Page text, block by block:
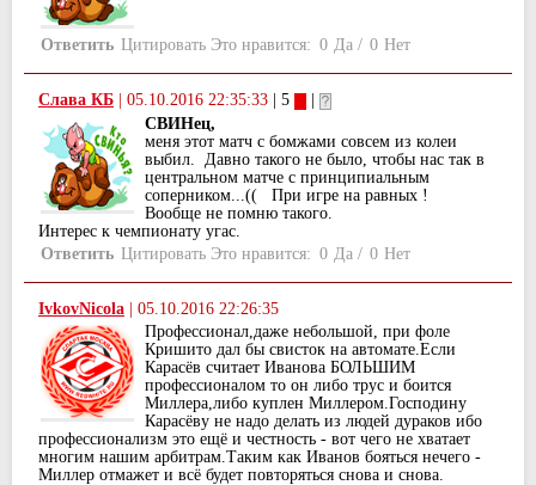
Ответить Цитировать Это нравится: 0 Да / 0 Нет
Слава КБ 05.10.2016 22:35:33 | 5
СВИНец,
меня этот матч с бомжами совсем из колеи
выбил. Давно такого не было, чтобы нас так в
центральном матче с принципиальным
соперником...(( При игре на равных !
Вообще не помню такого.
Интерес к чемпионату угас.
Ответить Цитировать Это нравится: 0 Да / 0 Нет
IvkovNicola
05.10.2016 22:26:35
Профессионал,даже небольшой, при фоле
Кришито дал бы свисток на автомате.Если
Карасёв считает Иванова БОЛЬШИМ
профессионалом то он либо трус и боится
Миллера,либо куплен Миллером.Господину
Карасёву не надо делать из людей дураков ибо
профессионализм это ещё и честность - вот чего не хватает
многим нашим арбитрам.Таким как Иванов бояться нечего -
Миллер отмажет и всё будет повторяться снова и снова.